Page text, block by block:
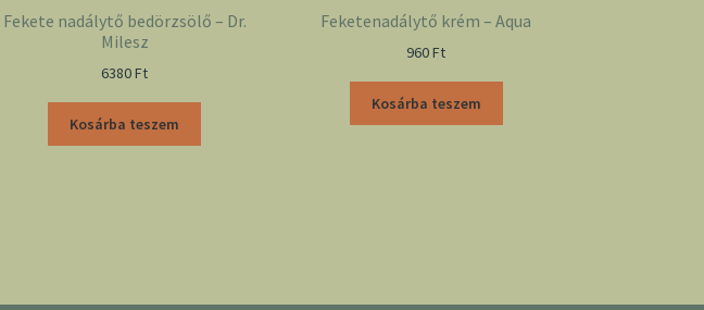
Fekete nadálytő bedörzsölő – Dr.
Milesz
6380Ft
Kosárba teszem
Feketenadálytő krém – Aqua
960Ft
Kosárba teszem